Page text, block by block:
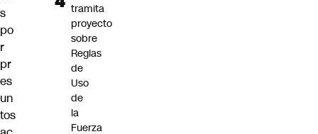
s
po
r
pr
es
un
tos
tramita
proyecto
sobre
Reglas
de
Uso
de
la
Fuerza